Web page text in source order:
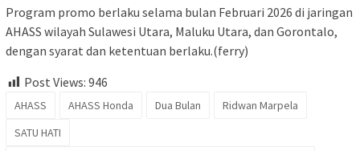
Program promo berlaku selama bulan Februari 2026 di jaringan
AHASS wilayah Sulawesi Utara, Maluku Utara, dan Gorontalo,
dengan syarat dan ketentuan berlaku.(ferry)
Post Views: 946
AHASS AHASS Honda Dua Bulan
Ridwan Marpela
SATU HATI